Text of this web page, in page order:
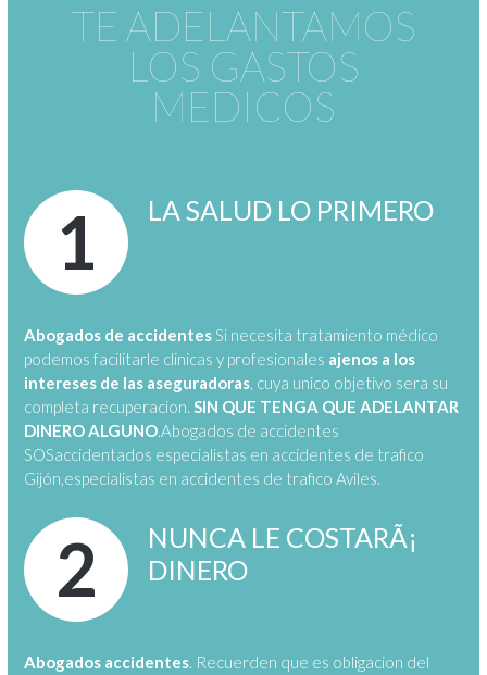
TE ADELANTAMOS
LOS GASTOS
MEDICOS
1 LA SALUD LO PRIMERO
Abogados de accidentesSi necesita tratamiento médico
podemos facilitarle cli­nicas y profesionales ajenos a los
intereses de las aseguradoras, cuya unico objetivo sera su
completa recuperacion.SIN QUE TENGA QUE ADELANTAR
DINERO ALGUNO.Abogados de accidentes
SOSaccidentados especialistas en accidentes de trafico
Gijón,especialistas en accidentes de trafico Aviles.
2
NUNCA LE COSTARÃ¡
DINERO
Abogados accidentes. Recuerden que es obligacion del